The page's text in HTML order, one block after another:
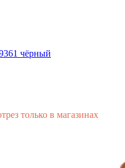
чёрный
только в магазинах